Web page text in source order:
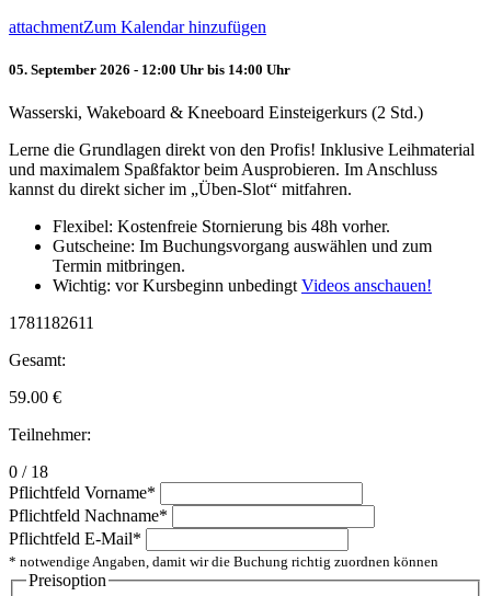
attachmentZum Kalendar hinzufügen
05. September 2026 - 12:00 Uhr bis 14:00 Uhr
Wasserski, Wakeboard & Kneeboard Einsteigerkurs (2 Std.)
Lerne die Grundlagen direkt von den Profis! Inklusive Leihmaterial
und maximalem Spaßfaktor beim Ausprobieren. Im Anschluss
kannst du direkt sicher im „Üben-Slot“ mitfahren.
Flexibel: Kostenfreie Stornierung bis 48h vorher.
Gutscheine: Im Buchungsvorgang auswählen und zum
Termin mitbringen.
Wichtig: vor Kursbeginn unbedingt Videos anschauen!
1781182611
Gesamt:
59.00 €
Teilnehmer:
0 / 18
Pflichtfeld Vorname*
Pflichtfeld Nachname*
Pflichtfeld E-Mail*
* notwendige Angaben, damit wir die Buchung richtig zuordnen können
Preisoption